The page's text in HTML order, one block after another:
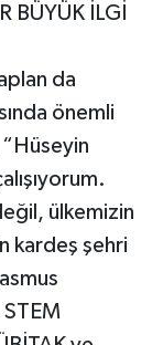
BÜYÜK İLGİ
da
önemli
“Hüseyin
ülkemizin
kardeş şehri
STEM